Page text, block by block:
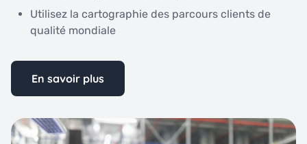
Utilisez la cartographie des parcours clients de
qualité mondiale
En savoir plus